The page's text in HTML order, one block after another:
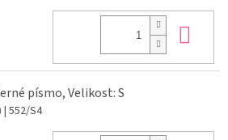
písmo, Velikost: S
| 552/S4